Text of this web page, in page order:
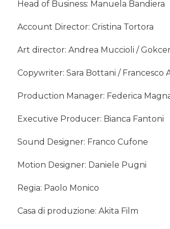
Head of Business: Manuela Bandiera
Account Director: Cristina Tortora
Art director: Andrea Muccioli /
Copywriter: Sara Bottani / Francesco
Production Manager: Federica
Executive Producer: Bianca Fantoni
Sound Designer: Franco Cufone
Motion Designer: Daniele Pugni
Regia: Paolo Monico
Casa di produzione: Akita Film